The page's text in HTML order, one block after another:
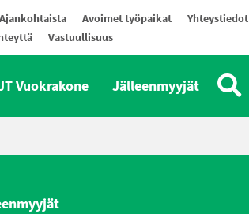
Ajankohtaista Avoimet työpaikat
Yhteystiedot
Vastuullisuus
Vuokrakone Jälleenmyyjät